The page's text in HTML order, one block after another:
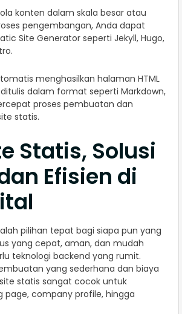
konten dalam skala besar atau
pengembangan, Anda dapat
Site Generator seperti Jekyll, Hugo,
menghasilkan halaman HTML
dalam format seperti Markdown,
proses pembuatan dan
statis.
Statis, Solusi
Efisien di
pilihan tepat bagi siapa pun yang
yang cepat, aman, dan mudah
teknologi backend yang rumit.
yang sederhana dan biaya
statis sangat cocok untuk
page, company profile, hingga